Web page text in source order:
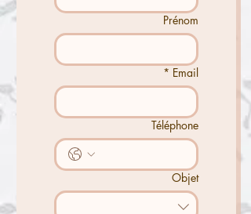
Prénom
Email
*
Téléphone
Objet